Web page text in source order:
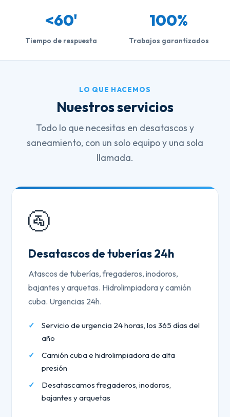
<60'
Tiempo de respuesta
100%
Trabajos garantizados
LO QUE HACEMOS
Nuestros servicios
Todo lo que necesitas en desatascos y
saneamiento, con un solo equipo y una sola
llamada.
🚰
Desatascos de tuberías 24h
Atascos de tuberías, fregaderos, inodoros,
bajantes y arquetas. Hidrolimpiadora y camión
cuba. Urgencias 24h.
Servicio de urgencia 24 horas, los 365 días del
año
Camión cuba e hidrolimpiadora de alta
presión
Desatascamos fregaderos, inodoros,
bajantes y arquetas